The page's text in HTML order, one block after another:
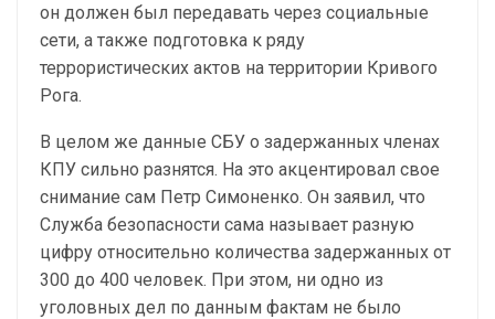
он должен был передавать через социальные
сети, а также подготовка к ряду
террористических актов на территории Кривого
Рога.
В целом же данные СБУ о задержанных членах
КПУ сильно разнятся. На это акцентировал свое
снимание сам Петр Симоненко. Он заявил, что
Служба безопасности сама называет разную
цифру относительно количества задержанных от
300 до 400 человек. При этом, ни одно из
уголовных дел по данным фактам не было